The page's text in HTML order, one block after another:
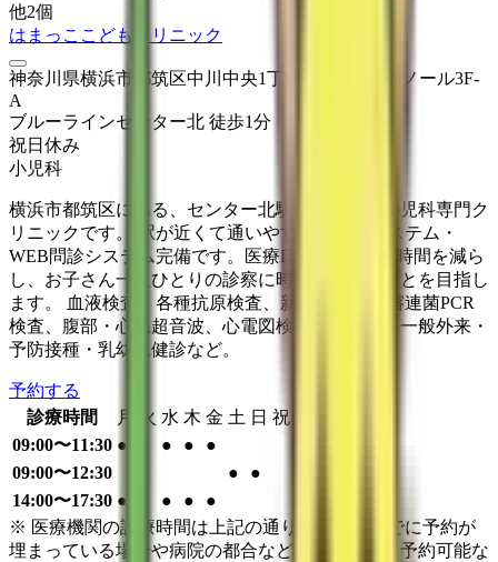
他2個
はまっここどもクリニック
神奈川県横浜市都筑区中川中央1丁目29-24 アビテノール3F-
A
ブルーラインセンター北 徒歩1分
祝日 休み
小児科
横浜市都筑区にある、センター北駅徒歩１分の小児科専門ク
リニックです。 駅が近くて通いやすく、予約システム・
WEB問診システム完備です。医療DXにより待ち時間を減ら
し、お子さん一人ひとりの診察に時間をかけることを目指し
ます。 血液検査、各種抗原検査、新型コロナ・溶連菌PCR
検査、腹部・心臓超音波、心電図検査可能です。一般外来・
予防接種・乳幼児健診など。
予約する
診療時間
月 火 水 木 金 土 日 祝
09:00〜11:30 ● ● ●
●
09:00〜12:30
●
●
14:00〜17:30 ● ● ●
●
※ 医療機関の診療時間は上記の通りですが、すでに予約が
埋まっている場合や病院の都合などにより実際に予約可能な